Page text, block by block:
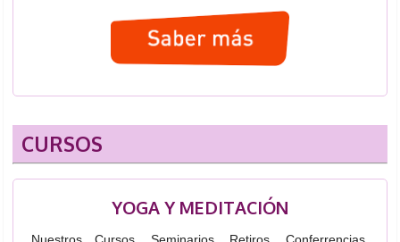
CURSOS
YOGA Y MEDITACIÓN
Nuestros Cursos, Seminarios, Retiros, Conferrencias,